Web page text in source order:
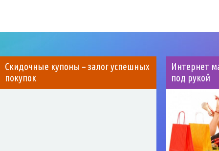
Скидочные купоны – залог успешных
покупок
Интернет
под рукой